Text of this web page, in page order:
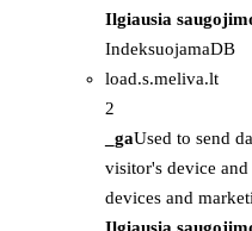
Ilgiausia
IndeksuojamaDB
load.s.meliva.lt
2
_gaUsed to send
visitor's device
devices and
Ilgiausia